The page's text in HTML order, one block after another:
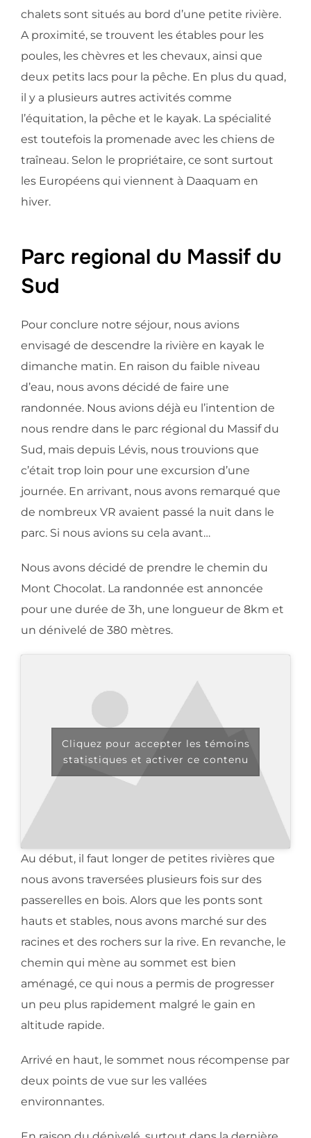
chalets sont situés au bord d’une petite rivière.
A proximité, se trouvent les étables pour les
poules, les chèvres et les chevaux, ainsi que
deux petits lacs pour la pêche. En plus du quad,
il y a plusieurs autres activités comme
l’équitation, la pêche et le kayak. La spécialité
est toutefois la promenade avec les chiens de
traîneau. Selon le propriétaire, ce sont surtout
les Européens qui viennent à Daaquam en
hiver.
Parc regional du Massif du
Sud
Pour conclure notre séjour, nous avions
envisagé de descendre la rivière en kayak le
dimanche matin. En raison du faible niveau
d’eau, nous avons décidé de faire une
randonnée. Nous avions déjà eu l’intention de
nous rendre dans le parc régional du Massif du
Sud, mais depuis Lévis, nous trouvions que
c’était trop loin pour une excursion d’une
journée. En arrivant, nous avons remarqué que
de nombreux VR avaient passé la nuit dans le
parc. Si nous avions su cela avant…
Nous avons décidé de prendre le chemin du
Mont Chocolat. La randonnée est annoncée
pour une durée de 3h, une longueur de 8km et
un dénivelé de 380 mètres.
Cliquez pour accepter les témoins
statistiques et activer ce contenu
Au début, il faut longer de petites rivières que
nous avons traversées plusieurs fois sur des
passerelles en bois. Alors que les ponts sont
hauts et stables, nous avons marché sur des
racines et des rochers sur la rive. En revanche, le
chemin qui mène au sommet est bien
aménagé, ce qui nous a permis de progresser
un peu plus rapidement malgré le gain en
altitude rapide.
Arrivé en haut, le sommet nous récompense par
deux points de vue sur les vallées
environnantes.